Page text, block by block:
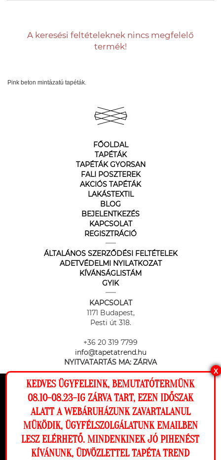
Ez a weboldal cookie-kat használ, hogy a
lehető legjobb élményt nyújtsa honlapunkon.
Beállítások
Elutasítom Engedélyezem
A keresési feltételeknek nincs megfelelő
termék!
Pink beton mintázatú tapéták.
FŐOLDAL
TAPÉTÁK
TAPÉTÁK GYORSAN
FALI POSZTEREK
AKCIÓS TAPÉTÁK
LAKÁSTEXTIL
BLOG
BEJELENTKEZÉS
KAPCSOLAT
REGISZTRÁCIÓ
ÁLTALÁNOS SZERZŐDÉSI FELTÉTELEK
ADETVÉDELMI NYILATKOZAT
KÍVÁNSÁGLISTÁM
GYIK
KAPCSOLAT
1171 Budapest,
Pesti út 318.
+36 20 319 7799
info@tapetatrend.hu
NYITVATARTÁS MA: ZÁRVA
Az online fizetést a Barion Payment Zrt. biztosítja, MNB engedély
száma: H-EN-I-1064/2013
X
KEDVES ÜGYFELEINK, BEMUTATÓTERMÜNK
08.10-08.23-IG ZÁRVA TART, EZEN IDŐSZAK
ALATT A WEBÁRUHÁZUNK ZAVARTALANUL
MÜKÖDIK, ÜGYFÉLSZOLGÁLATUNK EMAILBEN
LESZ ELÉRHETŐ. MINDENKINEK JÓ PIHENÉST
KÍVÁNUNK, ÜDVÖZLETTEL TAPÉTA TREND